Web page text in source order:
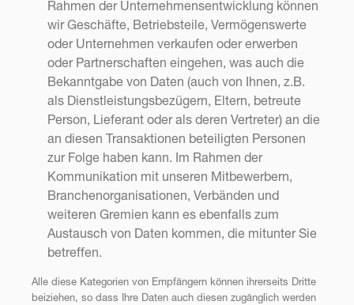
Rahmen der Unternehmensentwicklung können
wir Geschäfte, Betriebsteile, Vermögenswerte
oder Unternehmen verkaufen oder erwerben
oder Partnerschaften eingehen, was auch die
Bekanntgabe von Daten (auch von Ihnen, z.B.
als Dienstleistungsbezügern, Eltern, betreute
Person, Lieferant oder als deren Vertreter) an die
an diesen Transaktionen beteiligten Personen
zur Folge haben kann. Im Rahmen der
Kommunikation mit unseren Mitbewerbern,
Branchenorganisationen, Verbänden und
weiteren Gremien kann es ebenfalls zum
Austausch von Daten kommen, die mitunter Sie
betreffen.
Alle diese Kategorien von Empfängern können ihrerseits Dritte
beiziehen, so dass Ihre Daten auch diesen zugänglich werden